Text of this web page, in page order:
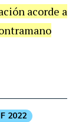
acorde a
2022